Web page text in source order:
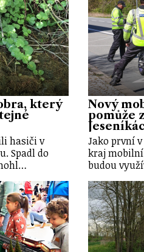
který
hasiči v
Spadl do
Nový
pomůže
Jako první
kraj
budou